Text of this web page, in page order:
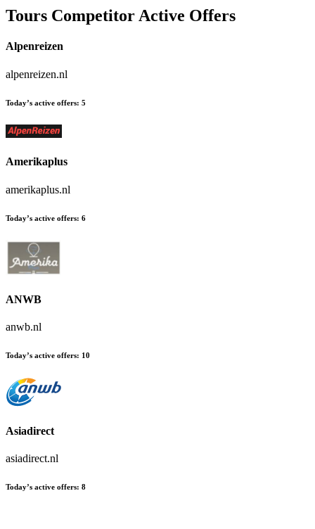
Tours Competitor Active Offers
Alpenreizen
alpenreizen.nl
Today’s active offers: 5
Amerikaplus
amerikaplus.nl
Today’s active offers: 6
ANWB
anwb.nl
Today’s active offers: 10
Asiadirect
asiadirect.nl
Today’s active offers: 8